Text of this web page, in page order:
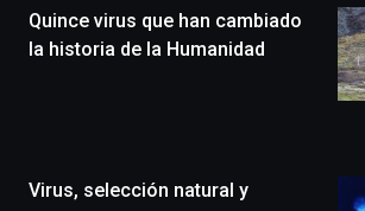
un
festival
monólogos,
Quince virus que han cambiado
la historia de la Humanidad
Virus, selección natural y